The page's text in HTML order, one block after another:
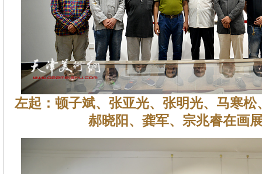
左起：顿子斌、张亚光、张明光、马寒
郝晓阳、龚军、宗兆睿在画